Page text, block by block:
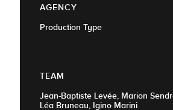
AGENCY
Production Type
TEAM
Jean-Baptiste Levée, Marion
Léa Bruneau, Igino Marini